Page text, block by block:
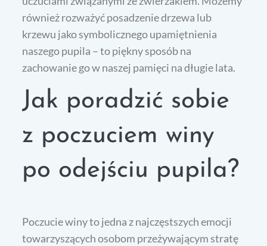
również rozważyć posadzenie drzewa lub
krzewu jako symbolicznego upamiętnienia
naszego pupila – to piękny sposób na
zachowanie go w naszej pamięci na długie lata.
Jak poradzić sobie
z poczuciem winy
po odejściu pupila?
Poczucie winy to jedna z najczęstszych emocji
towarzyszących osobom przeżywającym stratę